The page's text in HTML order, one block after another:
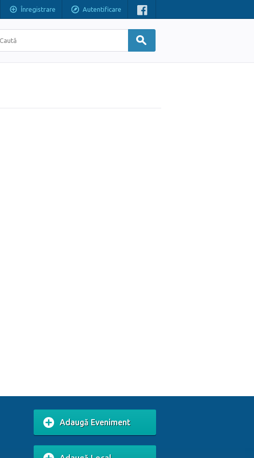
Înregistrare Autentificare
Adaugă Eveniment